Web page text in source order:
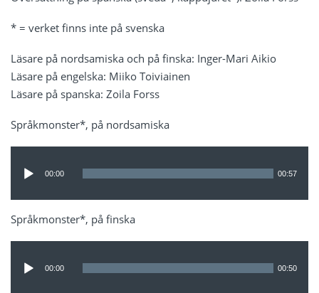
* = verket finns inte på svenska
Läsare på nordsamiska och på finska: Inger-Mari Aikio
Läsare på engelska: Miiko Toiviainen
Läsare på spanska: Zoila Forss
Språkmonster*, på nordsamiska
00:00 00:57
Språkmonster*, på finska
00:00 00:50